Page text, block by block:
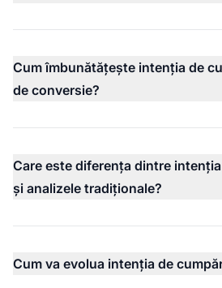
Cum îmbunătățește intenția de
de conversie?
Care este diferența dintre
și analizele tradiționale?
Cum va evolua intenția de